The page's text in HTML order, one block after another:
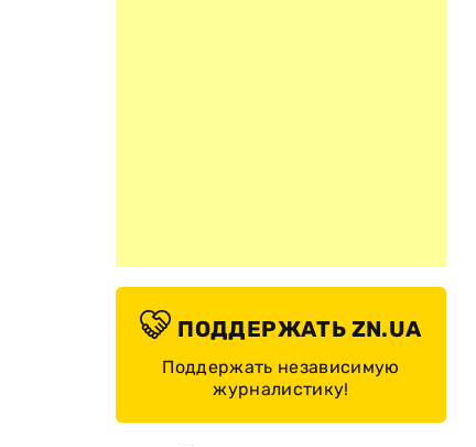
ПОДДЕРЖАТЬ ZN.UA
Поддержать независимую
журналистику!